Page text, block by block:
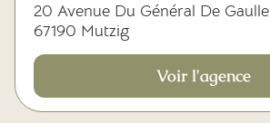
20 Avenue Du Général De Gaulle
67190 Mutzig
Voir l'agence